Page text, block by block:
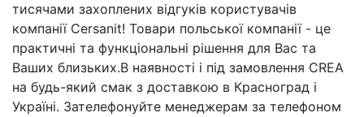
тисячами захоплених відгуків користувачів
компанії Cersanit! Товари польської компанії - це
практичні та функціональні рішення для Вас та
Ваших близьких.В наявності і під замовлення CREA
на будь-який смак з доставкою в Красноград і
Україні. Зателефонуйте менеджерам за телефоном